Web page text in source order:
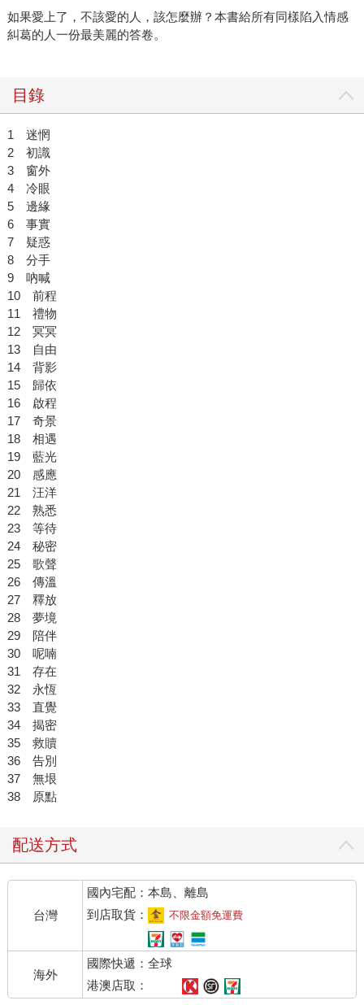
如果愛上了，不該愛的人，該怎麼辦？本書給所有同樣陷入情感
糾葛的人一份最美麗的答卷。
目錄
1 迷惘
2 初識
3 窗外
4 冷眼
5 邊緣
6 事實
7 疑惑
8 分手
9 吶喊
10 前程
11 禮物
12 冥冥
13 自由
14 背影
15 歸依
16 啟程
17 奇景
18 相遇
19 藍光
20 感應
21 汪洋
22 熟悉
23 等待
24 秘密
25 歌聲
26 傳溫
27 釋放
28 夢境
29 陪伴
30 呢喃
31 存在
32 永恆
33 直覺
34 揭密
35 救贖
36 告別
37 無垠
38 原點
配送方式
台灣
國內宅配：本島、離島
到店取貨：
不限金額免運費
海外
國際快遞：全球
港澳店取：